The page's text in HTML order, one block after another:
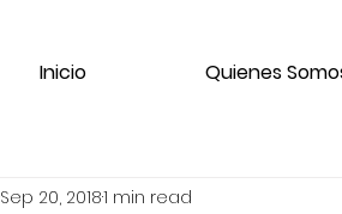
Inicio Quienes
Sep 20, 20181 min read